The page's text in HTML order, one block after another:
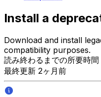
Install a
Download and install
compatibility purposes.
読み終わるまでの所要時間
最終更新 2ヶ月前